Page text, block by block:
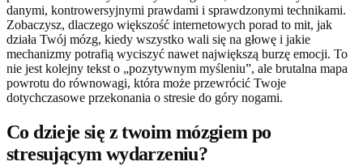
danymi, kontrowersyjnymi prawdami i sprawdzonymi technikami.
Zobaczysz, dlaczego większość internetowych porad to mit, jak
działa Twój mózg, kiedy wszystko wali się na głowę i jakie
mechanizmy potrafią wyciszyć nawet największą burzę emocji. To
nie jest kolejny tekst o „pozytywnym myśleniu”, ale brutalna mapa
powrotu do równowagi, która może przewrócić Twoje
dotychczasowe przekonania o stresie do góry nogami.
Co dzieje się z twoim mózgiem po
stresującym wydarzeniu?